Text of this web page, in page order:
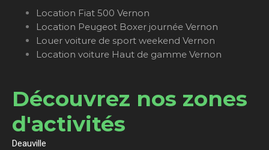
Location Fiat 500 Vernon
Location Peugeot Boxer journée Vernon
Louer voiture de sport weekend Vernon
Location voiture Haut de gamme Vernon
Découvrez nos zones
d'activités
Deauville